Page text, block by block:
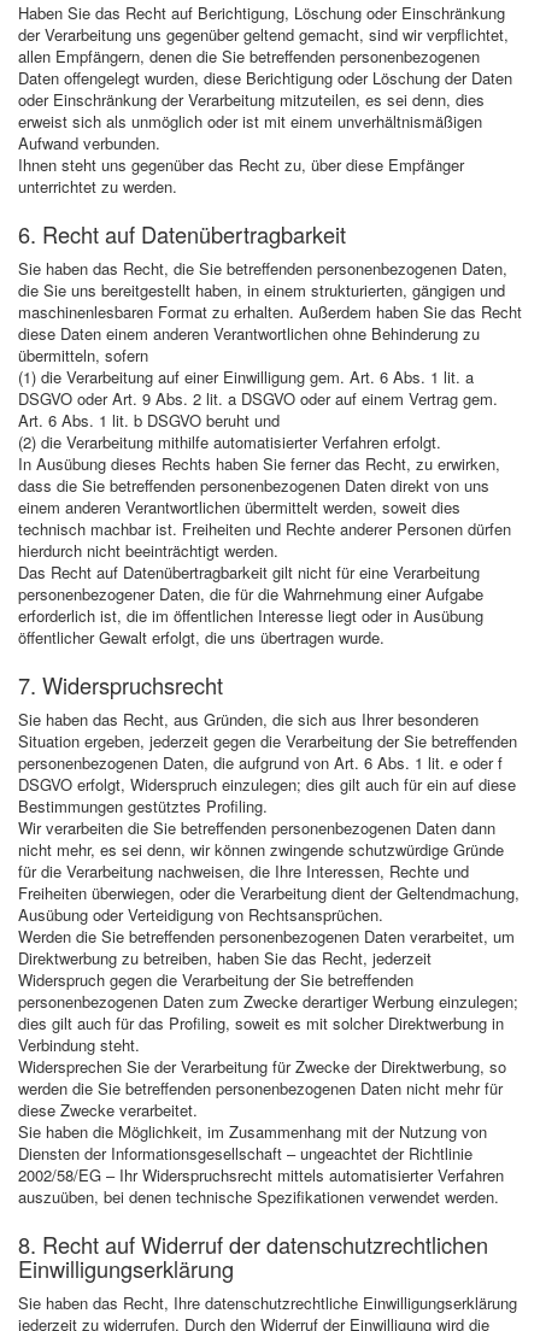
Haben Sie das Recht auf Berichtigung, Löschung oder Einschränkung
der Verarbeitung uns gegenüber geltend gemacht, sind wir verpflichtet,
allen Empfängern, denen die Sie betreffenden personenbezogenen
Daten offengelegt wurden, diese Berichtigung oder Löschung der Daten
oder Einschränkung der Verarbeitung mitzuteilen, es sei denn, dies
erweist sich als unmöglich oder ist mit einem unverhältnismäßigen
Aufwand verbunden.
Ihnen steht uns gegenüber das Recht zu, über diese Empfänger
unterrichtet zu werden.
6. Recht auf Datenübertragbarkeit
Sie haben das Recht, die Sie betreffenden personenbezogenen Daten,
die Sie uns bereitgestellt haben, in einem strukturierten, gängigen und
maschinenlesbaren Format zu erhalten. Außerdem haben Sie das Recht
diese Daten einem anderen Verantwortlichen ohne Behinderung zu
übermitteln, sofern
(1) die Verarbeitung auf einer Einwilligung gem. Art. 6 Abs. 1 lit. a
DSGVO oder Art. 9 Abs. 2 lit. a DSGVO oder auf einem Vertrag gem.
Art. 6 Abs. 1 lit. b DSGVO beruht und
(2) die Verarbeitung mithilfe automatisierter Verfahren erfolgt.
In Ausübung dieses Rechts haben Sie ferner das Recht, zu erwirken,
dass die Sie betreffenden personenbezogenen Daten direkt von uns
einem anderen Verantwortlichen übermittelt werden, soweit dies
technisch machbar ist. Freiheiten und Rechte anderer Personen dürfen
hierdurch nicht beeinträchtigt werden.
Das Recht auf Datenübertragbarkeit gilt nicht für eine Verarbeitung
personenbezogener Daten, die für die Wahrnehmung einer Aufgabe
erforderlich ist, die im öffentlichen Interesse liegt oder in Ausübung
öffentlicher Gewalt erfolgt, die uns übertragen wurde.
7. Widerspruchsrecht
Sie haben das Recht, aus Gründen, die sich aus Ihrer besonderen
Situation ergeben, jederzeit gegen die Verarbeitung der Sie betreffenden
personenbezogenen Daten, die aufgrund von Art. 6 Abs. 1 lit. e oder f
DSGVO erfolgt, Widerspruch einzulegen; dies gilt auch für ein auf diese
Bestimmungen gestütztes Profiling.
Wir verarbeiten die Sie betreffenden personenbezogenen Daten dann
nicht mehr, es sei denn, wir können zwingende schutzwürdige Gründe
für die Verarbeitung nachweisen, die Ihre Interessen, Rechte und
Freiheiten überwiegen, oder die Verarbeitung dient der Geltendmachung,
Ausübung oder Verteidigung von Rechtsansprüchen.
Werden die Sie betreffenden personenbezogenen Daten verarbeitet, um
Direktwerbung zu betreiben, haben Sie das Recht, jederzeit
Widerspruch gegen die Verarbeitung der Sie betreffenden
personenbezogenen Daten zum Zwecke derartiger Werbung einzulegen;
dies gilt auch für das Profiling, soweit es mit solcher Direktwerbung in
Verbindung steht.
Widersprechen Sie der Verarbeitung für Zwecke der Direktwerbung, so
werden die Sie betreffenden personenbezogenen Daten nicht mehr für
diese Zwecke verarbeitet.
Sie haben die Möglichkeit, im Zusammenhang mit der Nutzung von
Diensten der Informationsgesellschaft – ungeachtet der Richtlinie
2002/58/EG – Ihr Widerspruchsrecht mittels automatisierter Verfahren
auszuüben, bei denen technische Spezifikationen verwendet werden.
8. Recht auf Widerruf der datenschutzrechtlichen
Einwilligungserklärung
Sie haben das Recht, Ihre datenschutzrechtliche Einwilligungserklärung
jederzeit zu widerrufen. Durch den Widerruf der Einwilligung wird die